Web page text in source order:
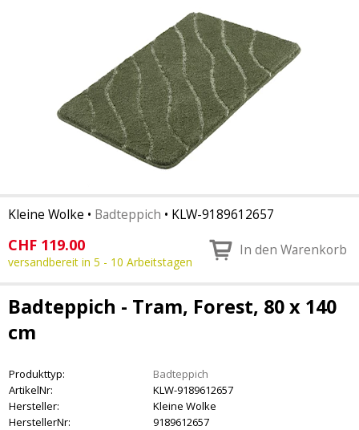
Kleine Wolke • Badteppich • KLW-9189612657
CHF 119.00
versandbereit in 5 - 10 Arbeitstagen
In den Warenkorb
Badteppich - Tram, Forest, 80 x 140
cm
Produkttyp:
Badteppich
ArtikelNr:
KLW-9189612657
Hersteller:
Kleine Wolke
HerstellerNr:
9189612657